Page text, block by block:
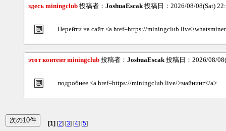
здесь miningclub 投稿者： JoshuaEscak投稿日：2026/08/08(Sat)
Перейти на сайт <a href=https://
этот контент miningclub 投稿者： JoshuaEscak投稿日：2026/08/
подробнее <a href=https://miningclub.live/>майнинг</a>
[1] [2] [3] [4] [5]